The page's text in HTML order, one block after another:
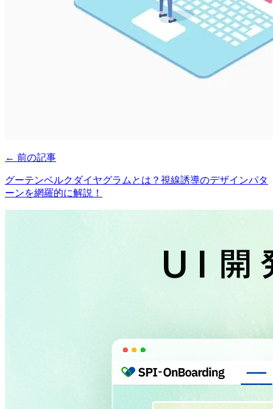
← 前の記事
グーテンベルクダイヤグラムとは？視線誘導のデザインパタ
ーンを網羅的に解説！